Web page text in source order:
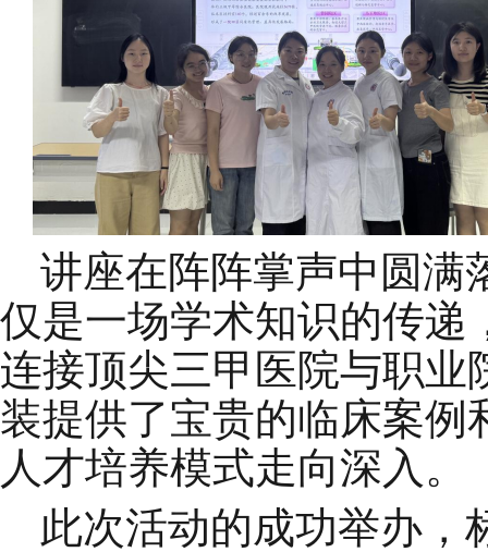
讲座在阵阵掌声中圆满
仅是一场学术知识的传递
连接顶尖三甲医院与职业
装提供了宝贵的临床案例
人才培养模式走向深入。
此次活动的成功举办，